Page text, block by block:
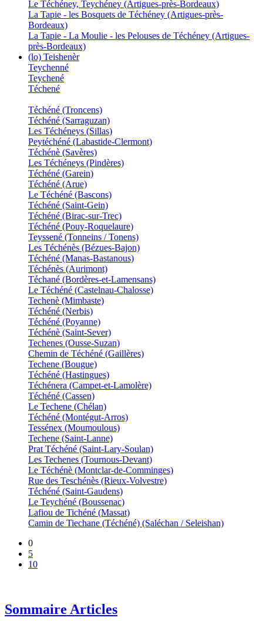
Le Téchéney, Teychéney (Artigues-près-Bordeaux)
La Tapie - les Bosquets de Téchéney (Artigues-près-
Bordeaux)
La Tapie - La Moulie - les Pelouses de Téchéney (Artigues-
près-Bordeaux)
(lo) Teishenèr
Teychenné
Teychené
Téchené
Téchéné (Troncens)
Téchéné (Sarraguzan)
Les Téchéneys (Sillas)
Peytéchéné (Labastide-Clermont)
Téchénè (Savères)
Les Téchéneys (Pindères)
Téchéné (Garein)
Téchéné (Arue)
Le Téchéné (Bascons)
Téchéné (Saint-Gein)
Téchéné (Birac-sur-Trec)
Téchéné (Pouy-Roquelaure)
Teyssené (Tonneins / Tonens)
Les Téchénès (Bézues-Bajon)
Téchéné (Manas-Bastanous)
Téchénès (Aurimont)
Téchané (Bordères-et-Lamensans)
Le Téchéné (Castelnau-Chalosse)
Techenè (Mimbaste)
Téchéné (Nerbis)
Téchéné (Poyanne)
Téchénè (Saint-Sever)
Techenes (Ousse-Suzan)
Chemin de Téchéné (Gaillères)
Techene (Bougue)
Téchéné (Hastingues)
Téchénera (Campet-et-Lamolère)
Téchéné (Cassen)
Le Techene (Chélan)
Téchéné (Montégut-Arros)
Tessénex (Moumoulous)
Techene (Saint-Lanne)
Prat Téchéné (Saint-Lary-Soulan)
Les Techenes (Tournous-Devant)
Le Téchénè (Montclar-de-Comminges)
Rue des Teschénès (Rieux-Volvestre)
Téchéné (Saint-Gaudens)
Le Teychéné (Boussenac)
Lafiou de Tichéné (Massat)
Camin de Tiechane (Téchéné) (Saléchan / Seleishan)
0
5
10
Sommaire Articles